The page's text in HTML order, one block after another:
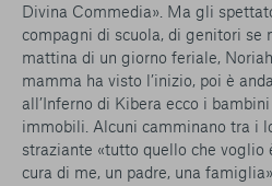
Divina Commedia». Ma gli
compagni di scuola, di genitori se
mattina di un giorno feriale,
mamma ha visto l’inizio, poi è
all’Inferno di Kibera ecco i
immobili. Alcuni camminano tra i
straziante «tutto quello che voglio
cura di me, un padre, una